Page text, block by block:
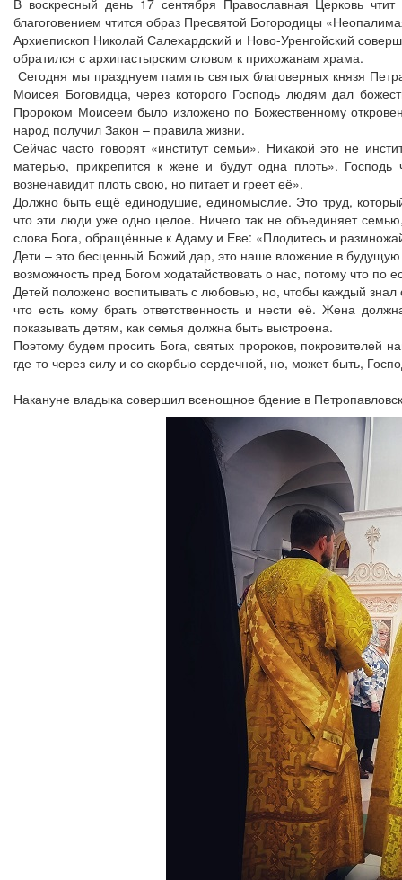
В воскресный день 17 сентября Православная Церковь
благоговением чтится образ Пресвятой Богородицы
Архиепископ Николай Салехардский и Ново-Уренгойский
обратился с архипастырским словом к прихожанам храма.
Сегодня мы празднуем память святых благоверных князя
Моисея Боговидца, через которого Господь людям дал
Пророком Моисеем было изложено по Божественному
народ получил Закон – правила жизни.
Сейчас часто говорят «институт семьи». Никакой это не
матерью, прикрепится к жене и будут одна плоть».
возненавидит плоть свою, но питает и греет её».
Должно быть ещё единодушие, единомыслие. Это труд,
что эти люди уже одно целое. Ничего так не объединяет
слова Бога, обращённые к Адаму и Еве: «Плодитесь и
Дети – это бесценный Божий дар, это наше вложение в
возможность пред Богом ходатайствовать о нас, потому что по
Детей положено воспитывать с любовью, но, чтобы каждый знал
что есть кому брать ответственность и нести её. Жена
показывать детям, как семья должна быть выстроена.
Поэтому будем просить Бога, святых пророков, покровителей
где-то через силу и со скорбью сердечной, но, может быть,
Накануне владыка совершил всенощное бдение в